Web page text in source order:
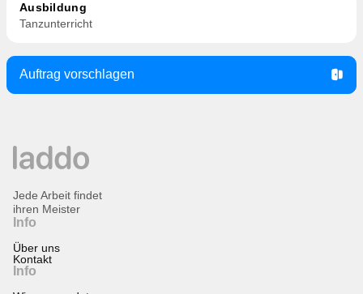
Ausbildung
Tanzunterricht
Auftrag vorschlagen
Info
Über uns
Kontakt
Info
Jede Arbeit findet
ihren Meister